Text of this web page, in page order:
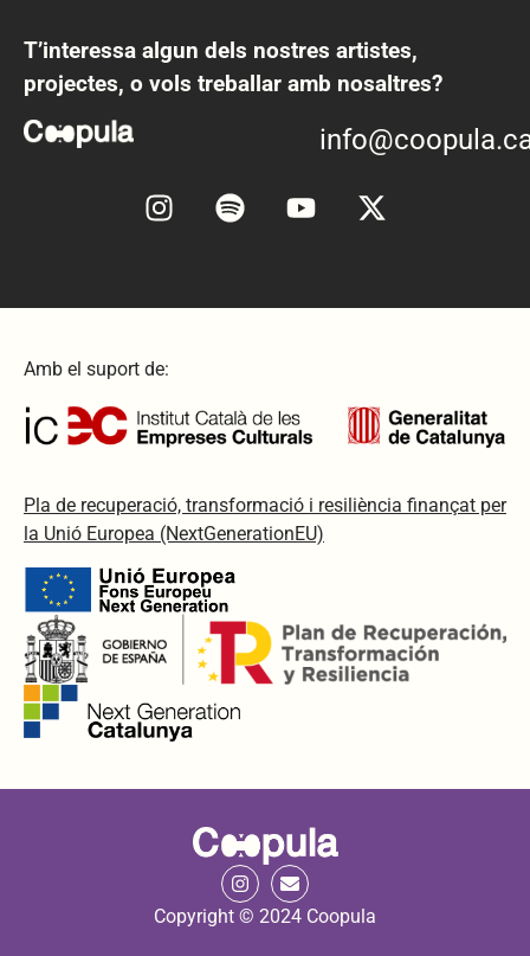
T’interessa algun dels nostres artistes,
projectes, o vols treballar amb nosaltres?
Amb el suport de:
Pla de recuperació, transformació i resiliència finançat per
la Unió Europea (NextGenerationEU)
Copyright © 2024 Coopula